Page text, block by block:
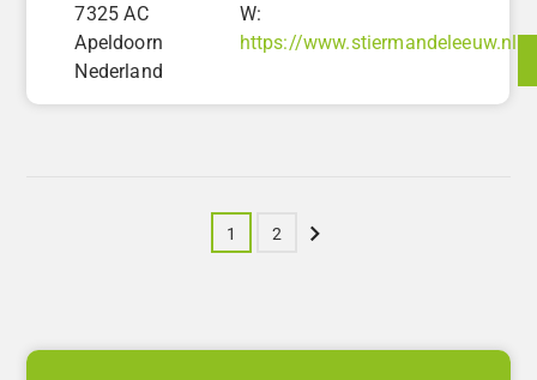
7325 AC
Apeldoorn
Nederland
W:
https://www.stiermandeleeuw.nl
1 2 Volgende